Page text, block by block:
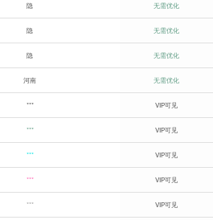
隐 无需优化
隐 无需优化
隐 无需优化
河南 无需优化
*** VIP可见
*** VIP可见
*** VIP可见
*** VIP可见
*** VIP可见